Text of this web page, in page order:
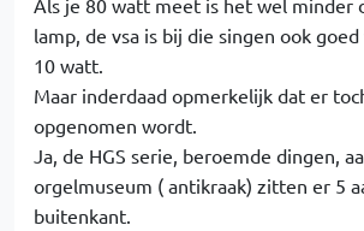
lamp, de vsa is bij die singen ook
10 watt.
Maar inderdaad opmerkelijk dat er
opgenomen wordt.
Ja, de HGS serie, beroemde dingen,
orgelmuseum ( antikraak) zitten er 5
buitenkant.